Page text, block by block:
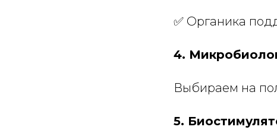
✅ Органика
4.
Выбираем на
5.